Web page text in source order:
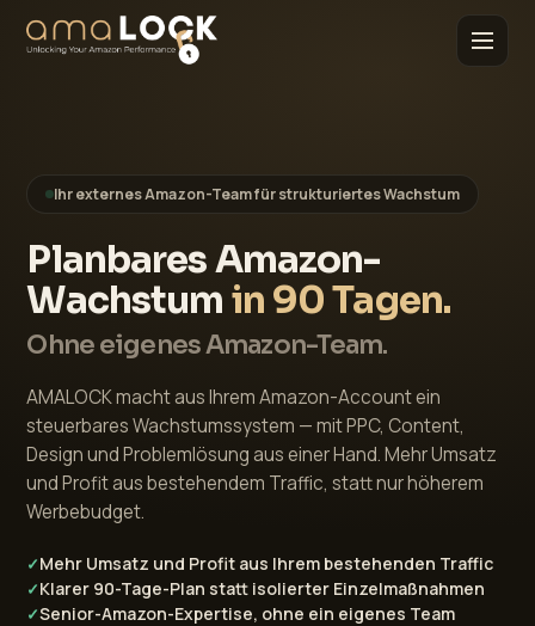
Ihr externes Amazon-Team für strukturiertes Wachstum
Planbares Amazon-
Wachstum in 90 Tagen.
Ohne eigenes Amazon-Team.
AMALOCK macht aus Ihrem Amazon-Account ein
steuerbares Wachstumssystem — mit PPC, Content,
Design und Problemlösung aus einer Hand. Mehr Umsatz
und Profit aus bestehendem Traffic, statt nur höherem
Werbebudget.
✓Mehr Umsatz und Profit aus Ihrem bestehenden Traffic
✓Klarer 90-Tage-Plan statt isolierter Einzelmaßnahmen
✓Senior-Amazon-Expertise, ohne ein eigenes Team